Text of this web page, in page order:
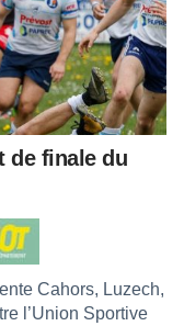
de finale du
Cahors, Luzech,
l’Union Sportive